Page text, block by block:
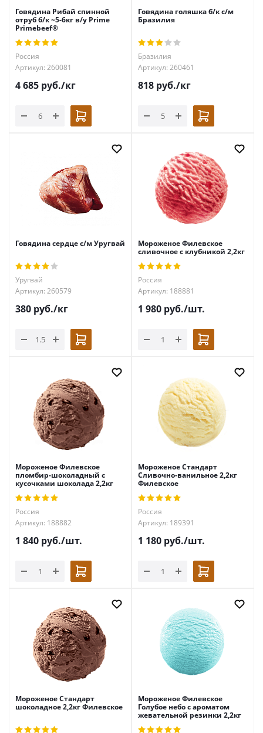
Говядина Рибай спинной
отруб б/к ~5-6кг в/у Prime
Primebeef®
Россия
Артикул: 260081
4 685 руб./кг
Говядина голяшка б/к с/м
Бразилия
Бразилия
Артикул: 260461
818 руб./кг
Говядина сердце с/м Уругвай
Уругвай
Артикул: 260579
380 руб./кг
Мороженое Филевское
сливочное с клубникой 2,2кг
Россия
Артикул: 188881
1 980 руб./шт.
Мороженое Филевское
пломбир-шоколадный с
кусочками шоколада 2,2кг
Россия
Артикул: 188882
1 840 руб./шт.
Мороженое Стандарт
Сливочно-ванильное 2,2кг
Филевское
Россия
Артикул: 189391
1 180 руб./шт.
Мороженое Стандарт
шоколадное 2,2кг Филевское
Мороженое Филевское
Голубое небо с ароматом
жевательной резинки 2,2кг